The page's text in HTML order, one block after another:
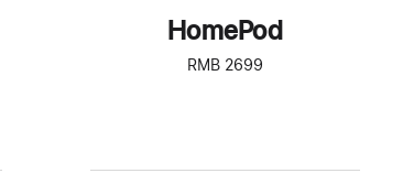
HomePod
RMB 2699